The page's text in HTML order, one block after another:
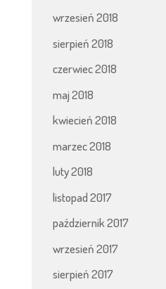
wrzesień 2018
sierpień 2018
czerwiec 2018
maj 2018
kwiecień 2018
marzec 2018
luty 2018
listopad 2017
październik 2017
wrzesień 2017
sierpień 2017